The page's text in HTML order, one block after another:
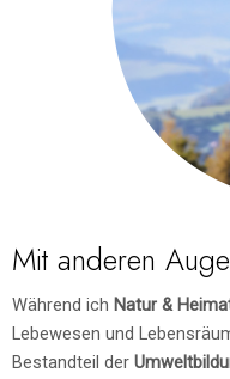
Mit anderen
Während ich Natur &
Lebewesen und
Bestandteil der